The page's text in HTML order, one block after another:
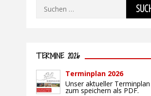
Suchen
TERMINE 2026
Terminplan 2026
Unser aktueller
zum speichern als PDF.